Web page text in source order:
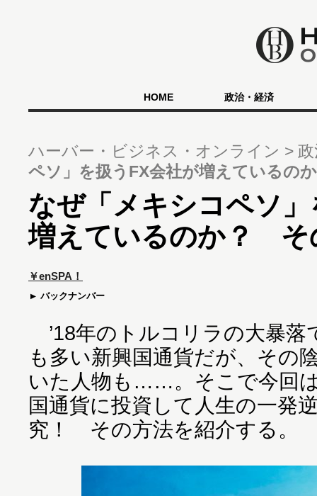
HOME 政治・経済
ハーバー・ビジネス・オンライン
ペソ」を扱うFX会社が増えているの
なぜ「メキシコペソ
増えているのか？ そ
￥enSPA！
バックナンバー
’18年のトルコリラの大暴落
も多い新興国通貨だが、その
いた人物も……。そこで今回
国通貨に投資して人生の一発
究！ その方法を紹介する。